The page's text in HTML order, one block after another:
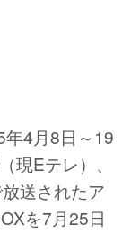
4月8日～19
現Eテレ）、
送されたア
を7月25日